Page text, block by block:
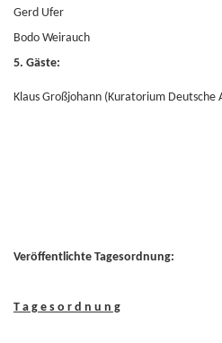
Gerd Ufer
Bodo Weirauch
5. Gäste:
Klaus Großjohann (Kuratorium Deutsche
Veröffentlichte Tagesordnung:
T a g e s o r d n u n g